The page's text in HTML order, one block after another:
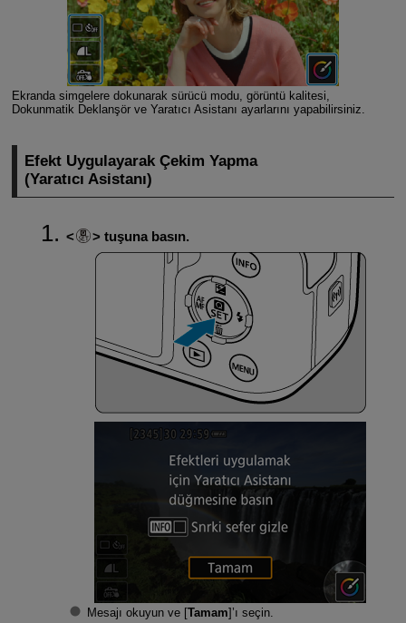
Ekranda simgelere dokunarak sürücü modu, görüntü kalitesi,
Dokunmatik Deklanşör ve Yaratıcı Asistanı ayarlarını yapabilirsiniz.
Efekt Uygulayarak Çekim Yapma
(Yaratıcı Asistanı)
tuşuna basın.
Mesajı okuyun ve [Tamam]’ı seçin.